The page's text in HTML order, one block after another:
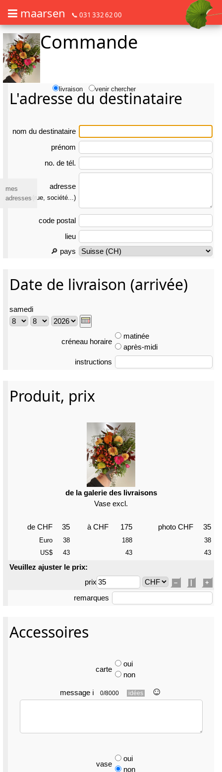
Commander des fleurs en mode accessible avec lecteur d'écran ou
maarsen 📞 031 332 62 00
Commander des fleurs en mode accessible avec lecteur d'écran
Commande
L'adresse du destinataire
nom du des­tina­taire
prénom
no. de tél.
adresse
(rue, société...)
code postal
lieu
🔎 pays
Date de livraison (arrivée)
samedi
créneau horaire
matinée
après-midi
instructions
Produit, prix
de la galerie des livraisons
Vase excl.
de CHF 35 à CHF 175 photo CHF 35
Euro 38 188
38
US$
43 43 43
Veuillez ajuster le prix:
prix
– +
remarques
Accessoires
carte
oui
non
message ℹ 0/8000 idées ☺︎
vase
oui
non
livraison venir chercher
mes
adresses